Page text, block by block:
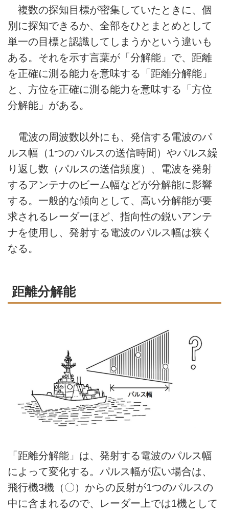
複数の探知目標が密集していたときに、個
別に探知できるか、全部をひとまとめとして
単一の目標と認識してしまうかという違いも
ある。それを示す言葉が「分解能」で、距離
を正確に測る能力を意味する「距離分解能」
と、方位を正確に測る能力を意味する「方位
分解能」がある。
電波の周波数以外にも、発信する電波のパ
ルス幅（1つのパルスの送信時間）やパルス繰
り返し数（パルスの送信頻度）、電波を発射
するアンテナのビーム幅などが分解能に影響
する。一般的な傾向として、高い分解能が要
求されるレーダーほど、指向性の鋭いアンテ
ナを使用し、発射する電波のパルス幅は狭く
なる。
距離分解能
「距離分解能」は、発射する電波のパルス幅
によって変化する。パルス幅が広い場合は、
飛行機3機（〇）からの反射が1つのパルスの
中に含まれるので、レーダー上では1機として